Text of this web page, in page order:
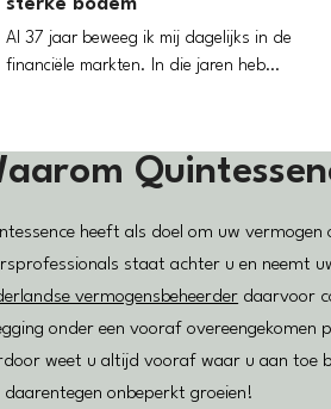
sterke bodem
Al 37 jaar beweeg ik mij dagelijks in de
financiële markten. In die jaren heb…
heeft als doel om uw
staat achter u en neemt
vermogensbeheerder daarvoor
onder een vooraf
weet u altijd vooraf waar u aan toe
daarentegen onbeperkt groeien!